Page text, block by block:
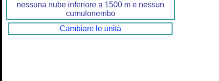
nessuna nube inferiore a 1500 m e nessun
cumulonembo
Cambiare le unità